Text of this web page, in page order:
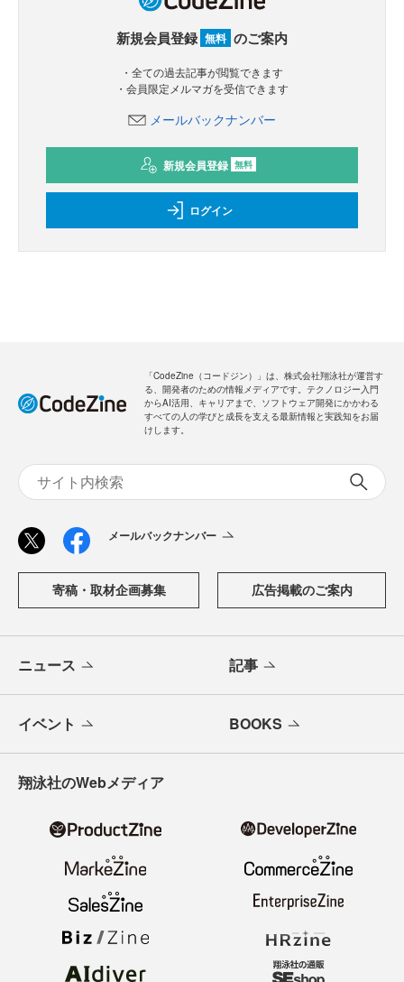
新規会員登録 無料 のご案内
・全ての過去記事が閲覧できます
・会員限定メルマガを受信できます
メールバックナンバー
新規会員登録 無料
ログイン
「CodeZine（コードジン）」は、株式会社翔泳社が運営す
る、開発者のための情報メディアです。テクノロジー入門
からAI活用、キャリアまで、ソフトウェア開発にかかわる
すべての人の学びと成長を支える最新情報と実践知をお届
けします。
メールバックナンバー
寄稿・取材企画募集 広告掲載のご案内
ニュース 記事
イベント BOOKS
翔泳社のWebメディア